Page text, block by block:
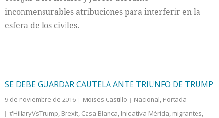
inconmensurables atribuciones para interferir en la
esfera de los civiles.
SE DEBE GUARDAR CAUTELA ANTE TRIUNFO DE TRUMP
9 de noviembre de 2016 Moises Castillo Nacional, Portada
#HillaryVsTrump, Brexit, Casa Blanca, Iniciativa Mérida, migrantes,